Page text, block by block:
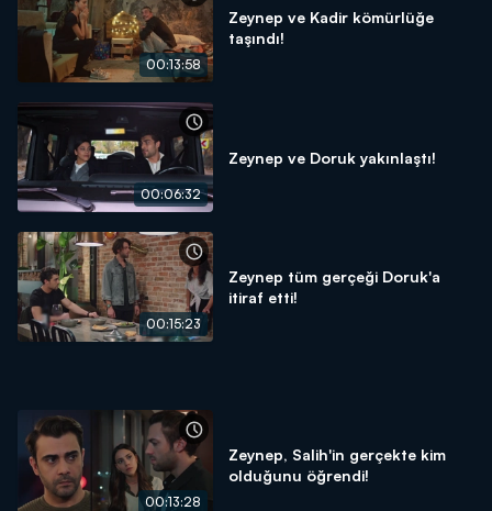
00:13:58
Zeynep ve Kadir kömürlüğe
taşındı!
00:06:32
Zeynep ve Doruk yakınlaştı!
00:15:23
Zeynep tüm gerçeği Doruk'a
itiraf etti!
00:13:28
Zeynep, Salih'in gerçekte kim
olduğunu öğrendi!